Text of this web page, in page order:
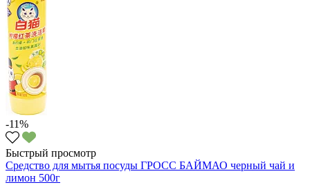
-11%
Быстрый просмотр
Средство для мытья посуды ГРОСС БАЙМАО черный чай и
лимон 500г